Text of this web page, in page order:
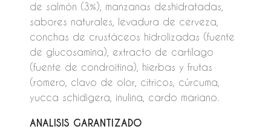
de salmón (3%), manzanas deshidratadas,
sabores naturales, levadura de cerveza,
conchas de crustáceos hidrolizadas (fuente
de glucosamina), extracto de cartílago
(fuente de condroitina), hierbas y frutas
(romero, clavo de olor, cítricos, cúrcuma,
yucca schidigera, inulina, cardo mariano.
ANALISIS GARANTIZADO